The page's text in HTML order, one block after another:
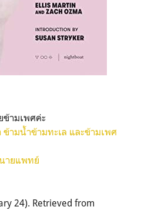
ามเพศค่ะ
ามน้ำข้ามทะเล และข้ามเพศ
ายแพทย์
24). Retrieved from